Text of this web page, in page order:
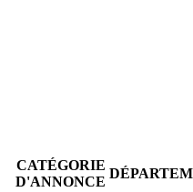
CATÉGORIE
D'ANNONCE